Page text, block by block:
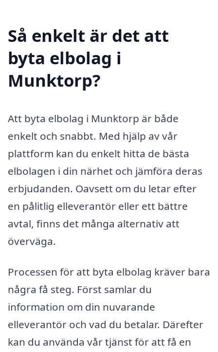
Så enkelt är det att
byta elbolag i
Munktorp?
Att byta elbolag i Munktorp är både
enkelt och snabbt. Med hjälp av vår
plattform kan du enkelt hitta de bästa
elbolagen i din närhet och jämföra deras
erbjudanden. Oavsett om du letar efter
en pålitlig elleverantör eller ett bättre
avtal, finns det många alternativ att
överväga.
Processen för att byta elbolag kräver bara
några få steg. Först samlar du
information om din nuvarande
elleverantör och vad du betalar. Därefter
kan du använda vår tjänst för att få en